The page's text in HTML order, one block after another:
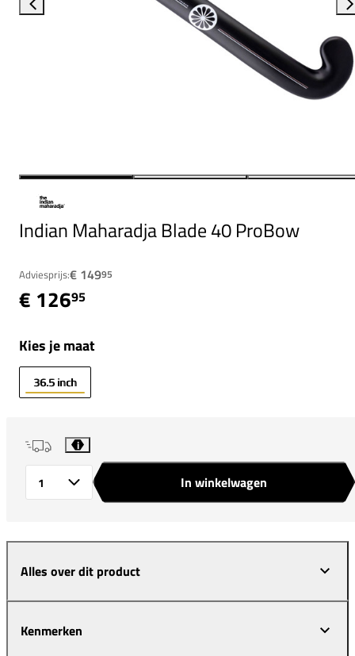
Indian Maharadja Blade 40 ProBow
Adviesprijs:€ 14995
€ 12695
Kies je maat
36.5 inch
i
In winkelwagen
Alles over dit product
Kenmerken